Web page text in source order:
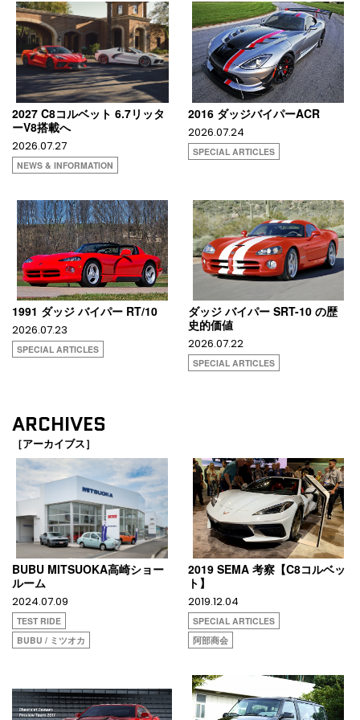
2027 C8コルベット 6.7リッタ
ーV8搭載へ
2026.07.27
NEWS & INFORMATION
2016 ダッジバイパーACR
2026.07.24
SPECIAL ARTICLES
1991 ダッジ バイパー RT/10
2026.07.23
SPECIAL ARTICLES
ダッジ バイパー SRT-10 の歴
史的価値
2026.07.22
SPECIAL ARTICLES
ARCHIVES
［アーカイブス］
BUBU MITSUOKA高崎ショー
ルーム
2024.07.09
TEST RIDE
BUBU / ミツオカ
2019 SEMA 考察【C8コルベッ
ト】
2019.12.04
SPECIAL ARTICLES
阿部商会